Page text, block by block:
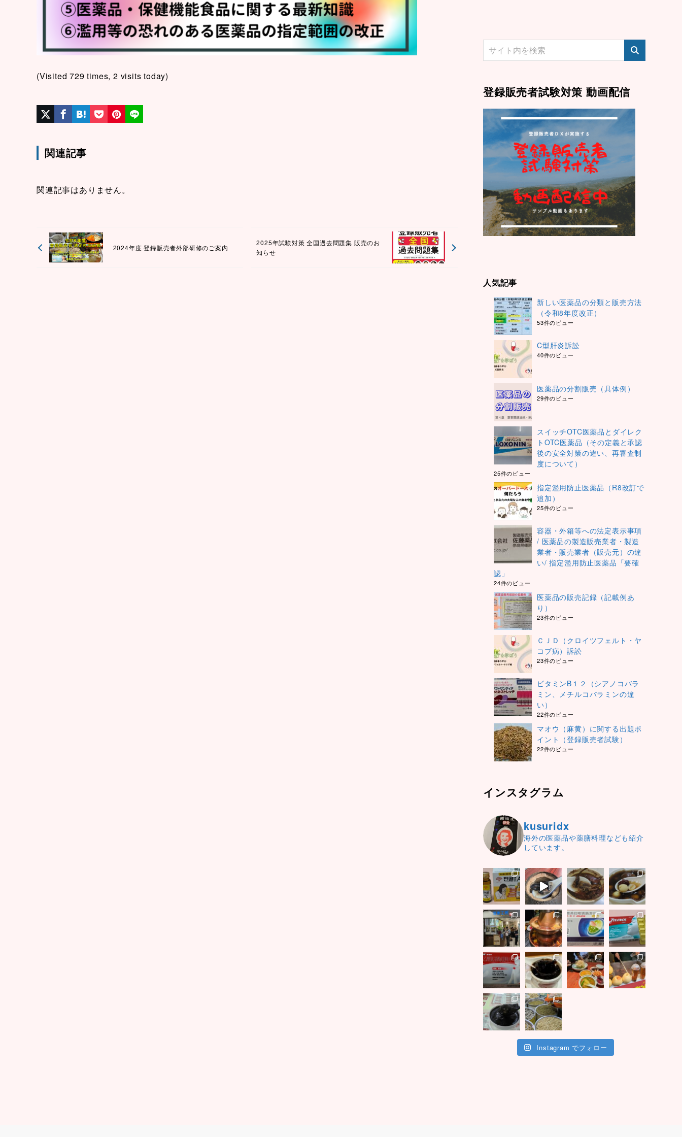
(Visited 729 times, 2 visits today)
関連記事
関連記事はありません。
2024年度 登録販売者外部研修のご案内
2025年試験対策 全国過去問題集 販売のお
知らせ
登録販売者試験対策 動画配信
人気記事
新しい医薬品の分類と販売方法
（令和8年度改正）
53件のビュー
C型肝炎訴訟
40件のビュー
医薬品の分割販売（具体例）
29件のビュー
スイッチOTC医薬品とダイレク
トOTC医薬品（その定義と承認
後の安全対策の違い、再審査制
度について）
25件のビュー
指定濫用防止医薬品（R8改訂で
追加）
25件のビュー
容器・外箱等への法定表示事項
/ 医薬品の製造販売業者・製造
業者・販売業者（販売元）の違
い/ 指定濫用防止医薬品「要確
認」
24件のビュー
医薬品の販売記録（記載例あ
り）
23件のビュー
ＣＪＤ（クロイツフェルト・ヤ
コブ病）訴訟
23件のビュー
ビタミンB１２（シアノコバラ
ミン、メチルコバラミンの違
い）
22件のビュー
マオウ（麻黄）に関する出題ポ
イント（登録販売者試験）
22件のビュー
インスタグラム
kusuridx
海外の医薬品や薬膳料理なども紹介
しています。
Instagram でフォロー